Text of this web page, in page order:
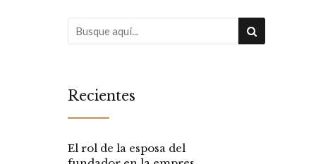
Recientes
El rol de la esposa del